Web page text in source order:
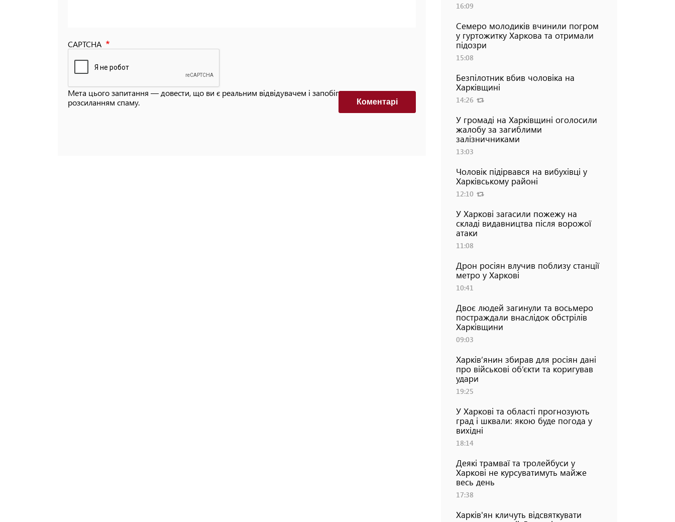
CAPTCHA
Мета цього запитання — довести, що ви є реальним відвідувачем і запобігти автоматизованим
розсиланням спаму.
Коментарi
16:09
Семеро молодиків вчинили погром
у гуртожитку Харкова та отримали
підозри
15:08
Безпілотник вбив чоловіка на
Харківщині
14:26
У громаді на Харківщині оголосили
жалобу за загиблими
залізничниками
13:03
Чоловік підірвався на вибухівці у
Харківському районі
12:10
У Харкові загасили пожежу на
складі видавництва після ворожої
атаки
11:08
Дрон росіян влучив поблизу станції
метро у Харкові
10:41
Двоє людей загинули та восьмеро
постраждали внаслідок обстрілів
Харківщини
09:03
Харків’янин збирав для росіян дані
про військові об’єкти та коригував
удари
19:25
У Харкові та області прогнозують
град і шквали: якою буде погода у
вихідні
18:14
Деякі трамваї та тролейбуси у
Харкові не курсуватимуть майже
весь день
17:38
Харків'ян кличуть відсвяткувати